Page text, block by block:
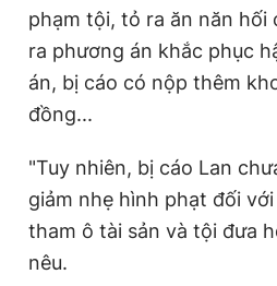
Đọc Thanh Niên trên điện
Theo dõi báo trên
phạm tội, tỏ ra ăn năn hối
ra phương án khắc phục
án, bị cáo có nộp thêm
đồng...
"Tuy nhiên, bị cáo Lan
giảm nhẹ hình phạt đối
tham ô tài sản và tội đưa
nêu.